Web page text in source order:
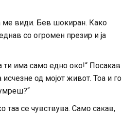
ме види. Бев шокиран. Како
со огромен презир и ја
ти има само едно око!“ Посакав
од мојот живот. Тоа и го
таа се чувствува. Само сакав,